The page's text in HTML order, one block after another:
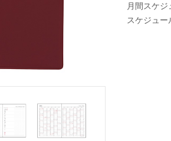
月間スケ
スケジュ